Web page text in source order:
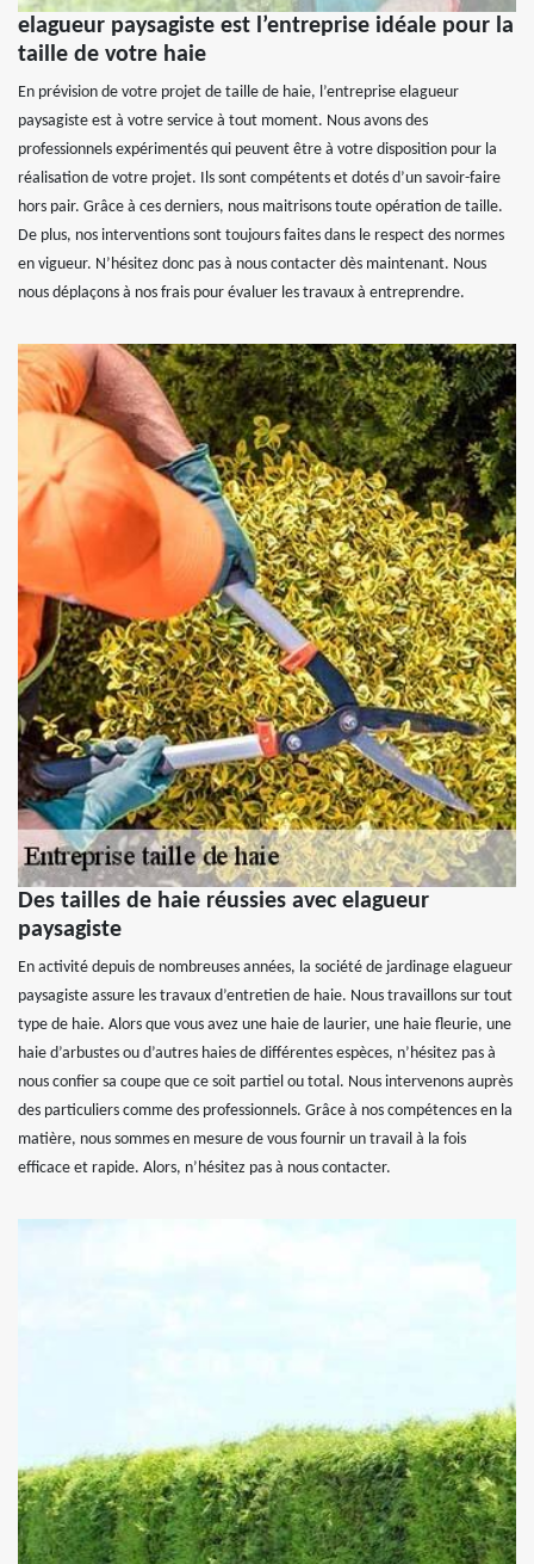
elagueur paysagiste est l’entreprise idéale pour la
taille de votre haie
En prévision de votre projet de taille de haie, l’entreprise elagueur
paysagiste est à votre service à tout moment. Nous avons des
professionnels expérimentés qui peuvent être à votre disposition pour la
réalisation de votre projet. Ils sont compétents et dotés d’un savoir-faire
hors pair. Grâce à ces derniers, nous maitrisons toute opération de taille.
De plus, nos interventions sont toujours faites dans le respect des normes
en vigueur. N’hésitez donc pas à nous contacter dès maintenant. Nous
nous déplaçons à nos frais pour évaluer les travaux à entreprendre.
Des tailles de haie réussies avec elagueur
paysagiste
En activité depuis de nombreuses années, la société de jardinage elagueur
paysagiste assure les travaux d’entretien de haie. Nous travaillons sur tout
type de haie. Alors que vous avez une haie de laurier, une haie fleurie, une
haie d’arbustes ou d’autres haies de différentes espèces, n’hésitez pas à
nous confier sa coupe que ce soit partiel ou total. Nous intervenons auprès
des particuliers comme des professionnels. Grâce à nos compétences en la
matière, nous sommes en mesure de vous fournir un travail à la fois
efficace et rapide. Alors, n’hésitez pas à nous contacter.